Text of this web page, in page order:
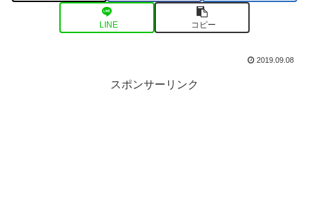
LINE コピー
2019.09.08
スポンサーリンク